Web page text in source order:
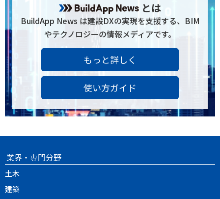
とは
BuildApp News は建設DXの実現を支援する、BIM
やテクノロジーの情報メディアです。
もっと詳しく
使い方ガイド
業界・専門分野
土木
建築